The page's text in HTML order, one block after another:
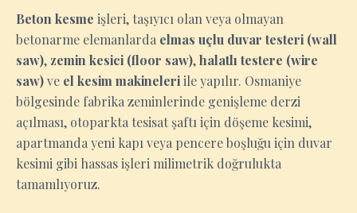
Beton kesme işleri, taşıyıcı olan veya olmayan
betonarme elemanlarda elmas uçlu duvar testeri (wall
saw), zemin kesici (floor saw),halatlı testere (wire
saw)ve el kesim makineleriile yapılır. Osmaniye
bölgesinde fabrika zeminlerinde genişleme derzi
açılması, otoparkta tesisat şaftı için döşeme kesimi,
apartmanda yeni kapı veya pencere boşluğu için duvar
kesimi gibi hassas işleri milimetrik doğrulukta
tamamlıyoruz.